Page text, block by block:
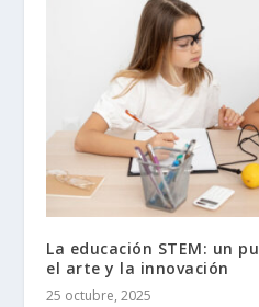
La educación STEM: un
el arte y la innovación
25 octubre, 2025